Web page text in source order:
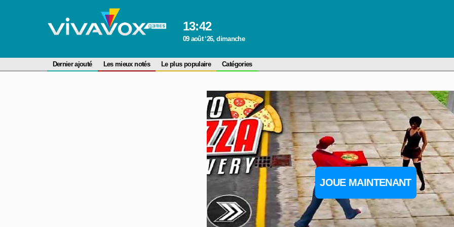
13:42
09 août ‘26, dimanche
Dernier ajouté Les mieux notés Le plus populaire Catégories
JOUE MAINTENANT